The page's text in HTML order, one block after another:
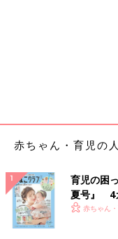
赤ちゃん・育児の
育児の困
夏号』 4
いっぱい
赤ちゃん